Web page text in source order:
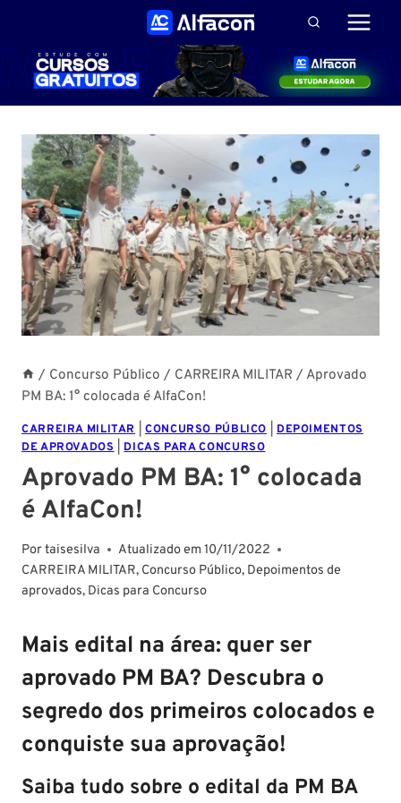
Conteúdo
/ Concurso Público / CARREIRA MILITAR / Aprovado
PM BA: 1° colocada é AlfaCon!
CARREIRA MILITAR CONCURSO PÚBLICO
DEPOIMENTOS
DE APROVADOS|DICAS PARA CONCURSO
Aprovado PM BA: 1° colocada
é AlfaCon!
Portaisesilva Atualizado em 10/11/2022
CARREIRA MILITAR, Concurso Público, Depoimentos de
aprovados, Dicas para Concurso
Mais edital na área: quer ser
aprovado PM BA? Descubra o
segredo dos primeiros colocados e
conquiste sua aprovação!
Saiba tudo sobre o edital da PM BA